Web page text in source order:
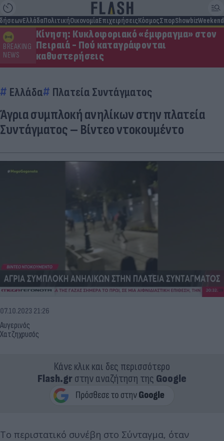
ΕλλάδαΠολιτικήΟικονομίαΕπιχειρήσειςΚόσμοςΣπορShowbizWeekend
BREAKING
NEWS
Κίνηση: Κυκλοφοριακό «έμφραγμα» στον
Πειραιά - Πού καταγράφονται
καθυστερήσεις
Ελλάδα Πλατεία Συντάγματος
Άγρια συμπλοκή ανηλίκων στην πλατεία
Συντάγματος – Βίντεο ντοκουμέντο
Αυγερινός
Χατζηχρυσός
07.10.2023 21:26
Κάνε κλικ και δες περισσότερο
Flash.grστην αναζήτηση της Google
Το περιστατικό συνέβη στο Σύνταγμα, όταν